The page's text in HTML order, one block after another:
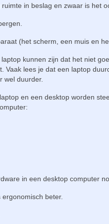
in beslag en zwaar is het
(het scherm, een muis en
kunnen zijn dat het niet
Vaak lees je dat een laptop
wel duurder.
en een desktop worden
in een desktop computer
beter.